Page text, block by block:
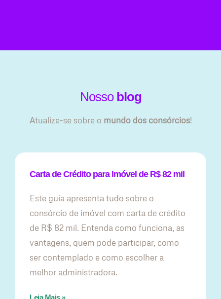
Nosso blog
Atualize-se sobre o mundo dos consórcios!
Carta de Crédito para Imóvel de R$ 82 mil
Este guia apresenta tudo sobre o
consórcio de imóvel com carta de crédito
de R$ 82 mil. Entenda como funciona, as
vantagens, quem pode participar, como
ser contemplado e como escolher a
melhor administradora.
Leia Mais »